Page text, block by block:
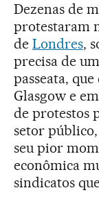
Dezenas de
protestaram
de Londres,
precisa de
passeata,
Glasgow e
de protestos
setor
seu pior
econômica
sindicatos